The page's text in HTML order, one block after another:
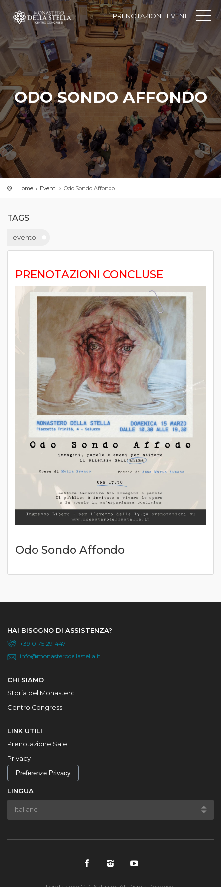
PRENOTAZIONE EVENTI
ODO SONDO AFFONDO
Home Eventi Odo Sondo Affondo
TAGS
evento
PRENOTAZIONI CONCLUSE
Odo Sondo Affondo
HAI BISOGNO DI ASSISTENZA?
+39 0175 291447
info@monasterodellastella.it
CHI SIAMO
Storia del Monastero
Centro Congressi
LINK UTILI
Prenotazione Sale
Privacy
Preferenze Privacy
LINGUA